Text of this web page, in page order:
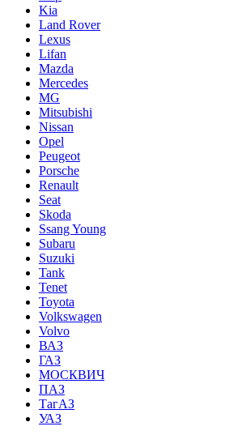
Kia
Land Rover
Lexus
Lifan
Mazda
Mercedes
MG
Mitsubishi
Nissan
Opel
Peugeot
Porsche
Renault
Seat
Skoda
Ssang Young
Subaru
Suzuki
Tank
Tenet
Toyota
Volkswagen
Volvo
ВАЗ
ГАЗ
МОСКВИЧ
ПАЗ
ТагАЗ
УАЗ